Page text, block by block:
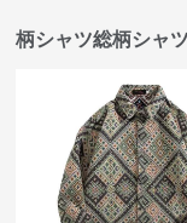
柄シャツ総柄シャ